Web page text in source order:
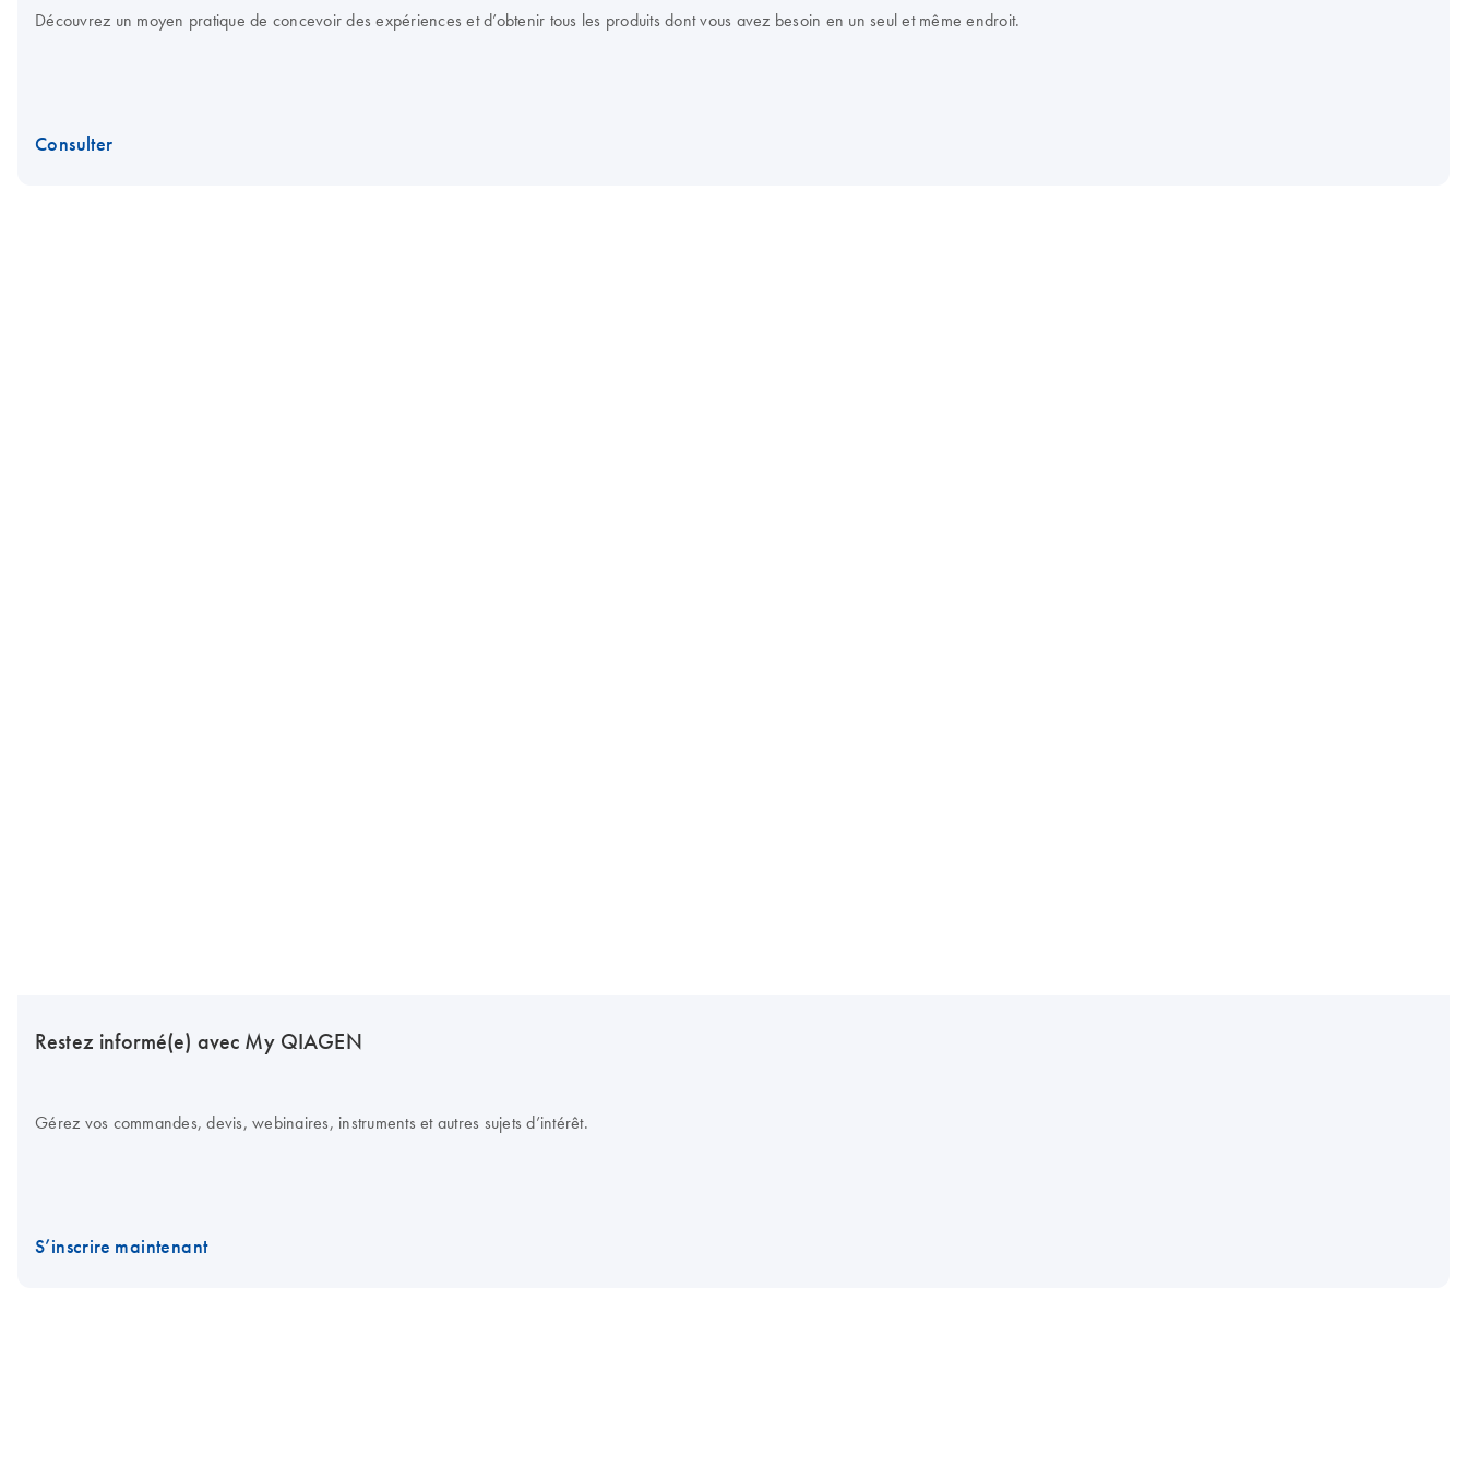
Découvrez un moyen pratique de concevoir des expériences et d’obtenir tous les produits dont vous avez besoin en un seul et même endroit.
Consulter
Restez informé(e) avec My QIAGEN
Gérez vos commandes, devis, webinaires, instruments et autres sujets d’intérêt.
S’inscrire maintenant